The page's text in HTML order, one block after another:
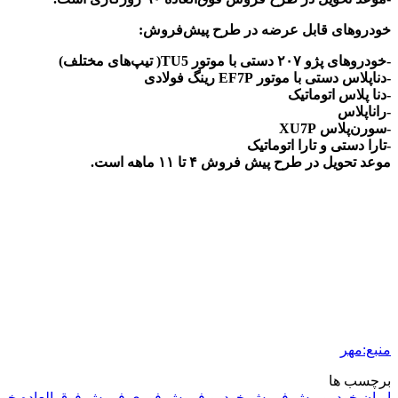
خودروهای قابل عرضه در طرح پیش‌فروش:
-خودروهای پژو ۲۰۷ دستی با موتور TU5( تیپ‌های مختلف)
-دناپلاس دستی با موتور EF7P رینگ فولادی
-دنا پلاس اتوماتیک
-راناپلاس
-سورن‌پلاس XU7P
-تارا دستی و تارا اتوماتیک
موعد تحویل در طرح پیش فروش ۴ تا ۱۱ ماهه است.
منبع:مهر
برچسب ها